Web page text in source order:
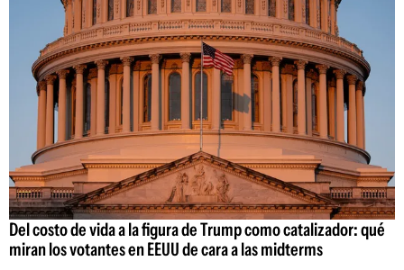
Del costo de vida a la figura de Trump como catalizador: qué
miran los votantes en EEUU de cara a las midterms